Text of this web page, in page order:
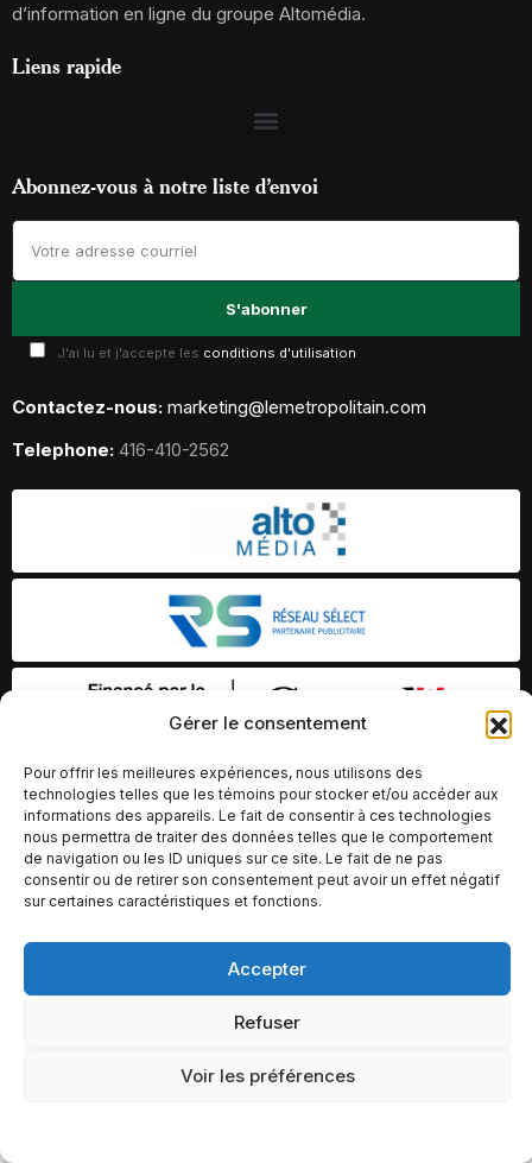
Gérer le consentement
Pour offrir les meilleures expériences, nous utilisons des
technologies telles que les témoins pour stocker et/ou accéder aux
informations des appareils. Le fait de consentir à ces technologies
nous permettra de traiter des données telles que le comportement
de navigation ou les ID uniques sur ce site. Le fait de ne pas
consentir ou de retirer son consentement peut avoir un effet négatif
sur certaines caractéristiques et fonctions.
Accepter
Refuser
Voir les préférences
d’information en ligne du groupe Altomédia.
Liens rapide
Abonnez-vous à notre liste d’envoi
J'ai lu et j'accepte les conditions d'utilisation
Contactez-nous: marketing@lemetropolitain.com
Telephone: 416-410-2562
© Copyright 2026 – Altomédia Inc |
Ce site internet a été conçu et développé par Chameleon Ideas